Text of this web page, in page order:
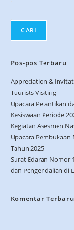
CARI
Pos-pos Terbaru
Appreciation &
Tourists Visiting
Upacara Pelantikan
Kesiswaan Periode
Kegiatan Asesmen
Upacara Pembukaan
Tahun 2025
Surat Edaran Nomor
dan Pengendalian di
Komentar Terbaru